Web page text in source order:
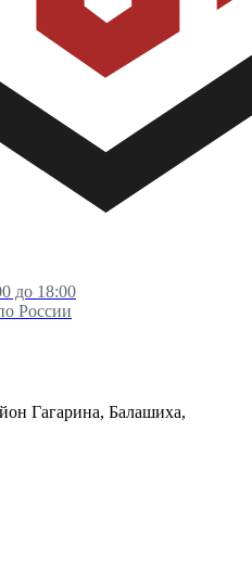
до 18:00
России
Гагарина, Балашиха,